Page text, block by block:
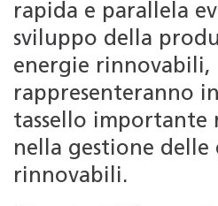
rapida e parallela
sviluppo della
energie rinnovabili,
rappresenteranno
tassello importante
nella gestione delle
rinnovabili.